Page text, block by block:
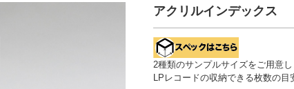
アクリルインデックス
2種類のサンプルサイズをご用意し
LPレコードの収納できる枚数の目